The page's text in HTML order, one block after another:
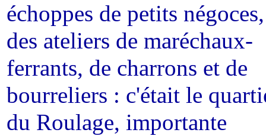
échoppes de petits négoces,
des ateliers de maréchaux-
ferrants, de charrons et de
bourreliers : c'était le
du Roulage, importante